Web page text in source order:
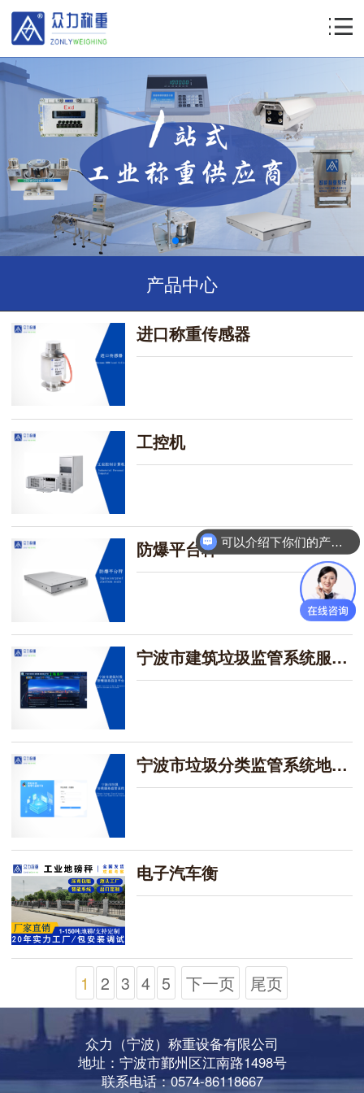
产品中心
进口称重传感器
工控机
防爆平台秤
宁波市建筑垃圾监管系统服务商 | 众力称重 “土盾系统”—— 全程代办渣土清运证，实现 “装 - 运 - 倒” 全流程数字化监管，帮企业降本 30%、提效 50%
宁波市垃圾分类监管系统地磅及称重系统
电子汽车衡
1 2 3 4 5 下一页 尾页
众力（宁波）称重设备有限公司
地址：宁波市鄞州区江南路1498号
联系电话：0574-86118667
可以介绍下你们的产品么？
100吨地磅什么价格？